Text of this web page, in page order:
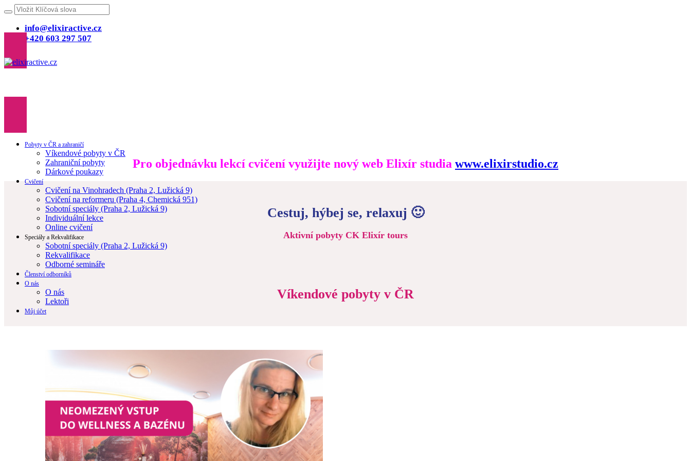
info@elixiractive.cz
+420 603 297 507
Pobyty v ČR a zahraničí
Víkendové pobyty v ČR
Zahraniční pobyty
Dárkové poukazy
Cvičení
Cvičení na Vinohradech (Praha 2, Lužická 9)
Cvičení na reformeru (Praha 4, Chemická 951)
Sobotní speciály (Praha 2, Lužická 9)
Individuální lekce
Online cvičení
Speciály a Rekvalifikace
Sobotní speciály (Praha 2, Lužická 9)
Rekvalifikace
Odborné semináře
Členství odborníků
O nás
O nás
Lektoři
Můj účet
Pro objednávku lekcí cvičení využijte nový web Elixír studia www.elixirstudio.cz
Cestuj, hýbej se, relaxuj 🙂
Aktivní pobyty CK Elixír tours
Víkendové pobyty v ČR